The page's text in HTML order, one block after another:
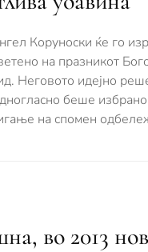
Коруноски ќе го
на празникот
Неговото идејно
беше
на спомен
во 2013